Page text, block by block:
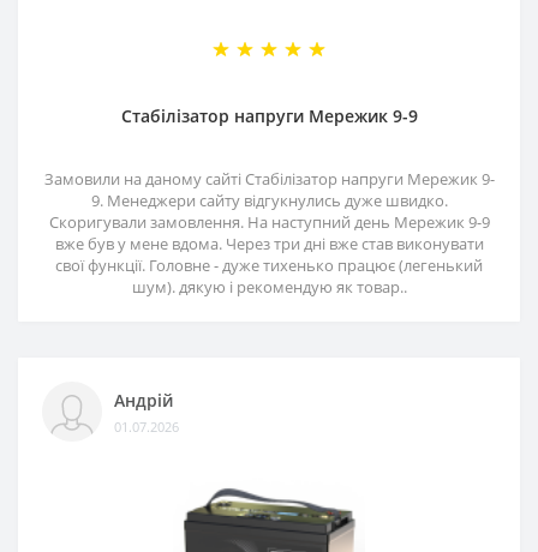
Стабілізатор напруги Мережик 9-9
Замовили на даному сайті Стабілізатор напруги Мережик 9-
9. Менеджери сайту відгукнулись дуже швидко.
Скоригували замовлення. На наступний день Мережик 9-9
вже був у мене вдома. Через три дні вже став виконувати
свої функції. Головне - дуже тихенько працює (легенький
шум). дякую і рекомендую як товар..
Андрій
01.07.2026